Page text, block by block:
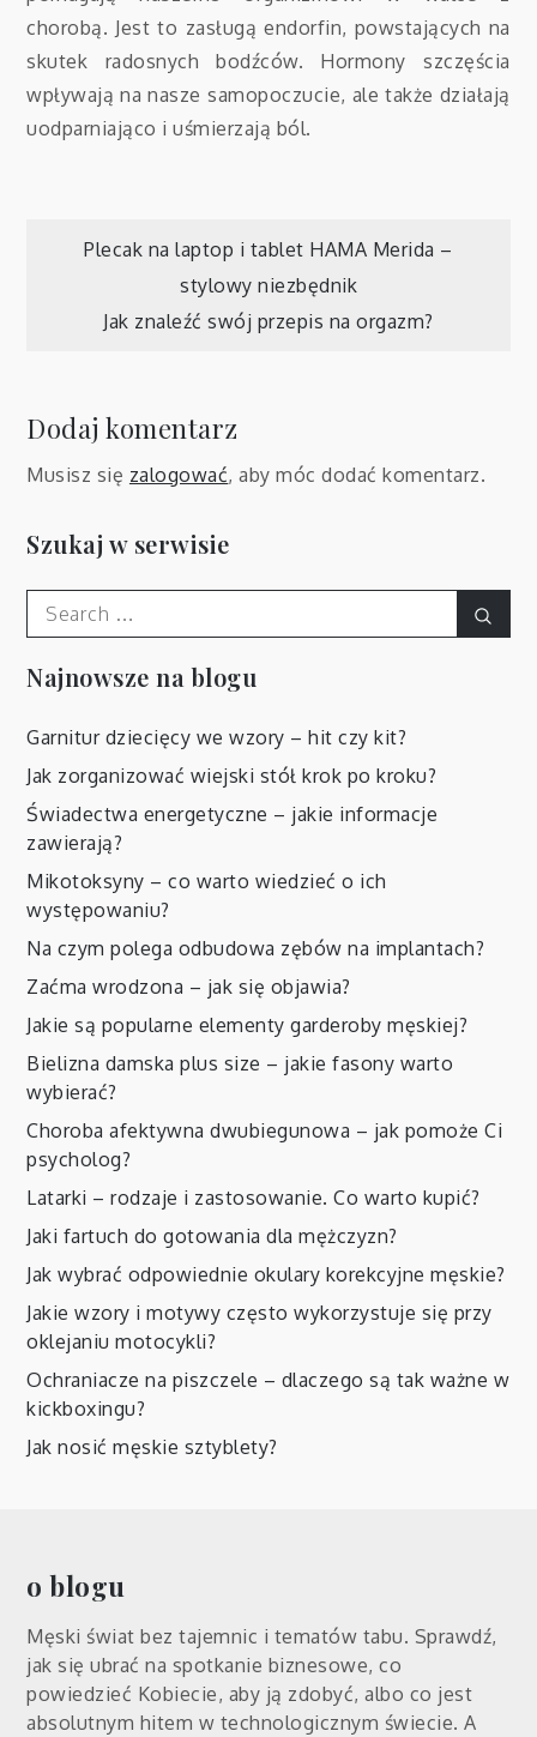
chorobą. Jest to zasługą endorfin, powstających na
skutek radosnych bodźców. Hormony szczęścia
wpływają na nasze samopoczucie, ale także działają
uodparniająco i uśmierzają ból.
Nawigacja
wpisu
Plecak na laptop i tablet HAMA Merida –
stylowy niezbędnik
Jak znaleźć swój przepis na orgazm?
Dodaj komentarz
Musisz się zalogować, aby móc dodać komentarz.
Szukaj w serwisie
Search
for:
Najnowsze na blogu
Garnitur dziecięcy we wzory – hit czy kit?
Jak zorganizować wiejski stół krok po kroku?
Świadectwa energetyczne – jakie informacje
zawierają?
Mikotoksyny – co warto wiedzieć o ich
występowaniu?
Na czym polega odbudowa zębów na implantach?
Zaćma wrodzona – jak się objawia?
Jakie są popularne elementy garderoby męskiej?
Bielizna damska plus size – jakie fasony warto
wybierać?
Choroba afektywna dwubiegunowa – jak pomoże Ci
psycholog?
Latarki – rodzaje i zastosowanie. Co warto kupić?
Jaki fartuch do gotowania dla mężczyzn?
Jak wybrać odpowiednie okulary korekcyjne męskie?
Jakie wzory i motywy często wykorzystuje się przy
oklejaniu motocykli?
Ochraniacze na piszczele – dlaczego są tak ważne w
kickboxingu?
Jak nosić męskie sztyblety?
o blogu
Męski świat bez tajemnic i tematów tabu. Sprawdź,
jak się ubrać na spotkanie biznesowe, co
powiedzieć Kobiecie, aby ją zdobyć, albo co jest
absolutnym hitem w technologicznym świecie. A